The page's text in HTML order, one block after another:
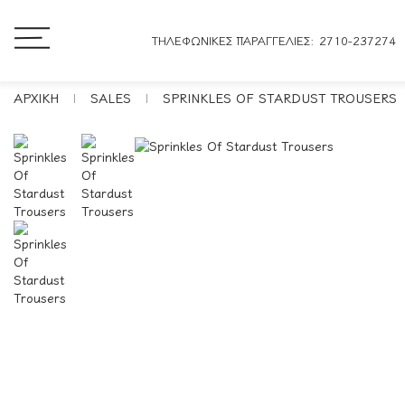
ΤΗΛΕΦΩΝΙΚΕΣ ΠΑΡΑΓΓΕΛΙΕΣ: 2710-237274
ΑΡΧΙΚΉ SALES SPRINKLES OF STARDUST TROUSERS